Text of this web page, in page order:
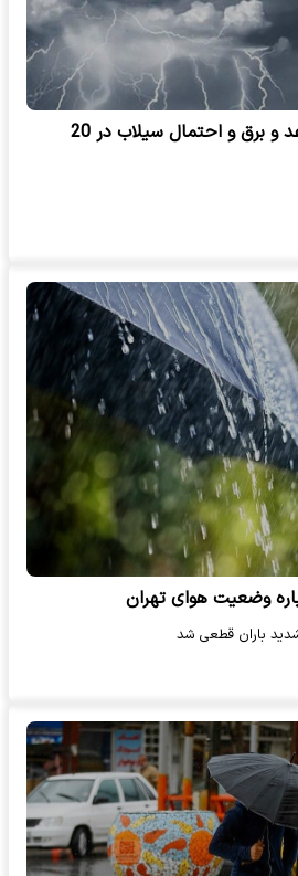
هواشناسی:وقوع رگبار، رعد و برق و احتمال سیلاب در 20
وضعیت هوای تهران
باران قطعی شد